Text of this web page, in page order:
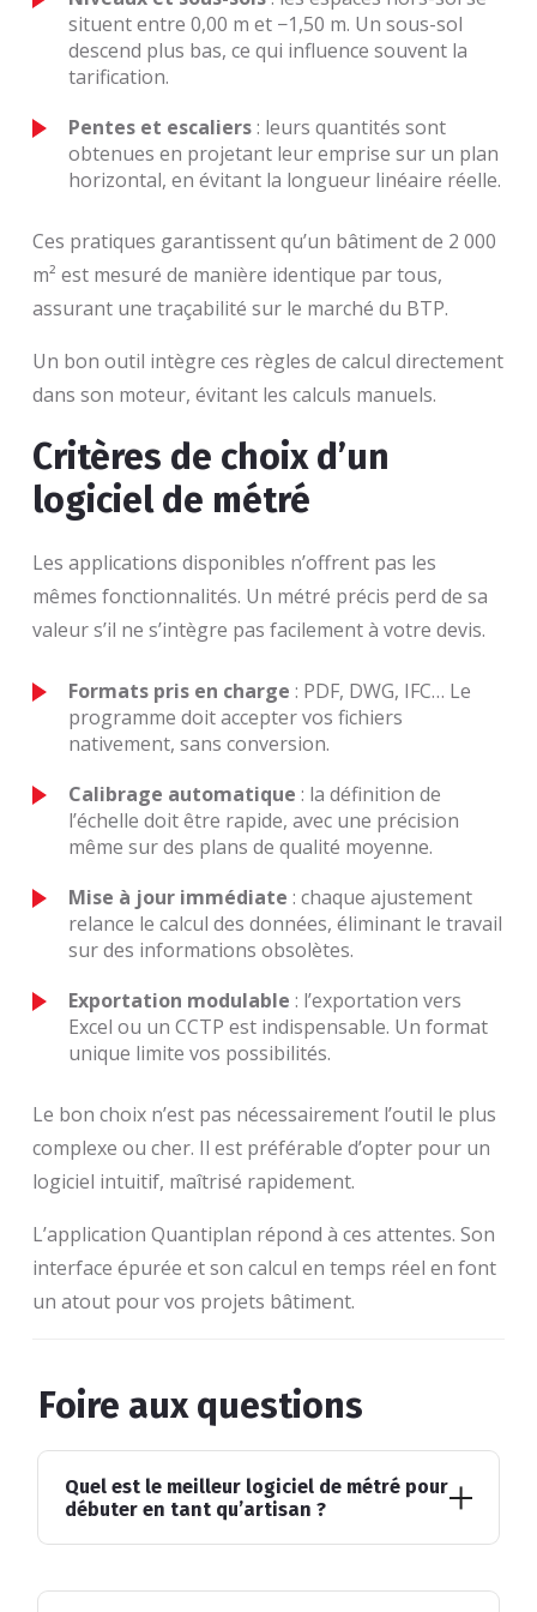
situent entre 0,00 m et −1,50 m. Un sous-sol
descend plus bas, ce qui influence souvent la
tarification.
Pentes et escaliers: leurs quantités sont
obtenues en projetant leur emprise sur un plan
horizontal, en évitant la longueur linéaire réelle.
Ces pratiques garantissent qu’un bâtiment de 2 000
m² est mesuré de manière identique par tous,
assurant une traçabilité sur le marché du BTP.
Un bon outil intègre ces règles de calcul directement
dans son moteur, évitant les calculs manuels.
Critères de choix d’un
logiciel de métré
Les applications disponibles n’offrent pas les
mêmes fonctionnalités. Un métré précis perd de sa
valeur s’il ne s’intègre pas facilement à votre devis.
Formats pris en charge : PDF, DWG, IFC… Le
programme doit accepter vos fichiers
nativement, sans conversion.
Calibrage automatique : la définition de
l’échelle doit être rapide, avec une précision
même sur des plans de qualité moyenne.
Mise à jour immédiate : chaque ajustement
relance le calcul des données, éliminant le travail
sur des informations obsolètes.
Exportation modulable : l’exportation vers
Excel ou un CCTP est indispensable. Un format
unique limite vos possibilités.
Le bon choix n’est pas nécessairement l’outil le plus
complexe ou cher. Il est préférable d’opter pour un
logiciel intuitif, maîtrisé rapidement.
L’application Quantiplan répond à ces attentes. Son
interface épurée et son calcul en temps réel en font
un atout pour vos projets bâtiment.
Foire aux questions
Quel est le meilleur logiciel de métré pour
débuter en tant qu’artisan ?
On vous conseille surtout unlogiciel intuitifpour